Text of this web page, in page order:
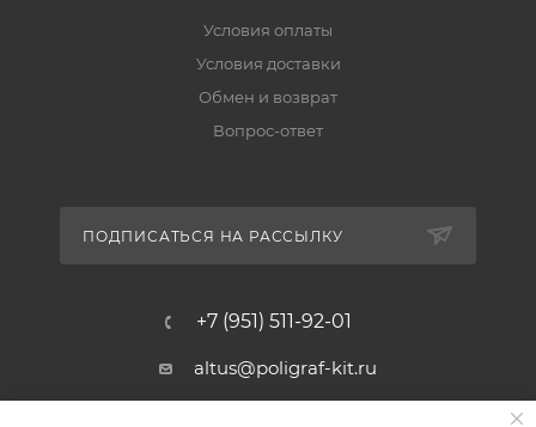
Условия оплаты
Условия доставки
Обмен и возврат
Вопрос-ответ
ПОДПИСАТЬСЯ НА РАССЫЛКУ
+7 (951) 511-92-01
altus@poligraf-kit.ru